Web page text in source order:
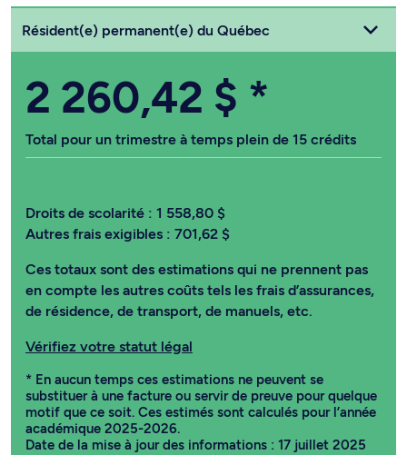
Choisissez votre statut
Résident(e) permanent(e) du Québec
2 260,42 $ *
Total pour un trimestre à temps plein de 15 crédits
Droits de scolarité : 1 558,80 $
Autres frais exigibles : 701,62 $
Ces totaux sont des estimations qui ne prennent pas
en compte les autres coûts tels les frais d’assurances,
de résidence, de transport, de manuels, etc.
Vérifiez votre statut légal
* En aucun temps ces estimations ne peuvent se
substituer à une facture ou servir de preuve pour quelque
motif que ce soit. Ces estimés sont calculés pour l’année
académique 2025-2026.
Date de la mise à jour des informations : 17 juillet 2025